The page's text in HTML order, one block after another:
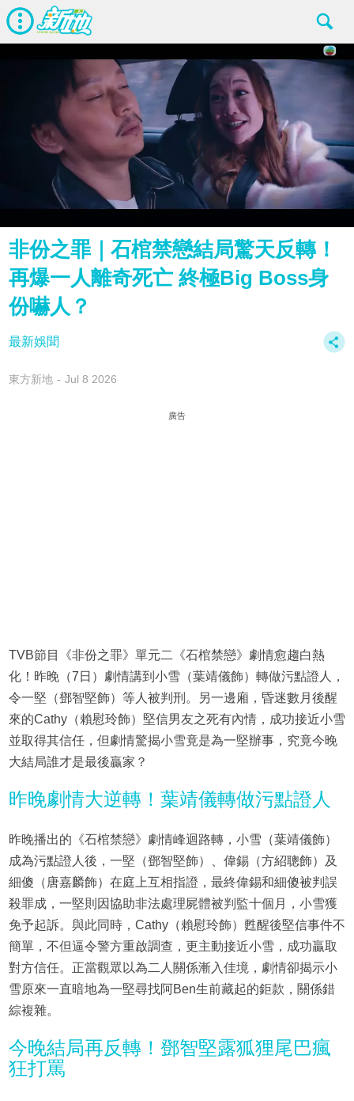
非份之罪｜石棺禁戀結局驚天反轉！
再爆一人離奇死亡 終極Big Boss身
份嚇人？
最新娛聞
東方新地 Jul 8 2026
廣告
TVB節目《非份之罪》單元二《石棺禁戀》劇情愈趨白熱
化！昨晚（7日）劇情講到小雪（葉靖儀飾）轉做污點證人，
令一堅（鄧智堅飾）等人被判刑。另一邊廂，昏迷數月後醒
來的Cathy（賴慰玲飾）堅信男友之死有內情，成功接近小雪
並取得其信任，但劇情驚揭小雪竟是為一堅辦事，究竟今晚
大結局誰才是最後贏家？
昨晚劇情大逆轉！葉靖儀轉做污點證人
昨晚播出的《石棺禁戀》劇情峰迴路轉，小雪（葉靖儀飾）
成為污點證人後，一堅（鄧智堅飾）、偉錫（方紹聰飾）及
細傻（唐嘉麟飾）在庭上互相指證，最終偉錫和細傻被判誤
殺罪成，一堅則因協助非法處理屍體被判監十個月，小雪獲
免予起訴。與此同時，Cathy（賴慰玲飾）甦醒後堅信事件不
簡單，不但逼令警方重啟調查，更主動接近小雪，成功贏取
對方信任。正當觀眾以為二人關係漸入佳境，劇情卻揭示小
雪原來一直暗地為一堅尋找阿Ben生前藏起的鉅款，關係錯
綜複雜。
今晚結局再反轉！鄧智堅露狐狸尾巴瘋
狂打罵